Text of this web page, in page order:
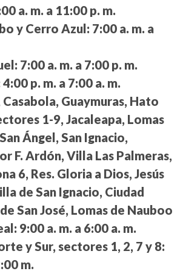
a. m. a 11:00 p. m.
y Cerro Azul: 7:00 a. m. a
7:00 a. m. a 7:00 p. m.
4:00 p. m. a 7:00 a. m.
Guaymuras, Hato
1-9, Jacaleapa, Lomas
Ángel, San Ignacio,
F. Ardón, Villa Las Palmeras,
6, Res. Gloria a Dios, Jesús
de San Ignacio, Ciudad
San José, Lomas de Nauboo
9:00 a. m. a 6:00 a. m.
y Sur, sectores 1, 2, 7 y 8:
m.